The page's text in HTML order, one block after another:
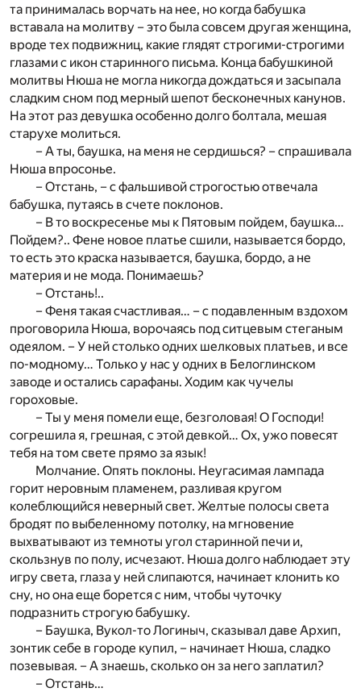
та принималась ворчать на нее, но когда бабушка
вставала на молитву – это была совсем другая женщина,
вроде тех подвижниц, какие глядят строгими-строгими
глазами с икон старинного письма. Конца бабушкиной
молитвы Нюша не могла никогда дождаться и засыпала
сладким сном под мерный шепот бесконечных канунов.
На этот раз девушка особенно долго болтала, мешая
старухе молиться.
– А ты, баушка, на меня не сердишься? – спрашивала
Нюша впросонье.
– Отстань, – с фальшивой строгостью отвечала
бабушка, путаясь в счете поклонов.
– В то воскресенье мы к Пятовым пойдем, баушка…
Пойдем?.. Фене новое платье сшили, называется бордо,
то есть это краска называется, баушка, бордо, а не
материя и не мода. Понимаешь?
– Отстань!..
– Феня такая счастливая… – с подавленным вздохом
проговорила Нюша, ворочаясь под ситцевым стеганым
одеялом. – У ней столько одних шелковых платьев, и все
по-модному… Только у нас у одних в Белоглинском
заводе и остались сарафаны. Ходим как чучелы
гороховые.
– Ты у меня помели еще, безголовая! О Господи!
согрешила я, грешная, с этой девкой… Ох, ужо повесят
тебя на том свете прямо за язык!
Молчание. Опять поклоны. Неугасимая лампада
горит неровным пламенем, разливая кругом
колеблющийся неверный свет. Желтые полосы света
бродят по выбеленному потолку, на мгновение
выхватывают из темноты угол старинной печи и,
скользнув по полу, исчезают. Нюша долго наблюдает эту
игру света, глаза у ней слипаются, начинает клонить ко
сну, но она еще борется с ним, чтобы чуточку
подразнить строгую бабушку.
– Баушка, Вукол-то Логиныч, сказывал даве Архип,
зонтик себе в городе купил, – начинает Нюша, сладко
позевывая. – А знаешь, сколько он за него заплатил?
– Отстань…